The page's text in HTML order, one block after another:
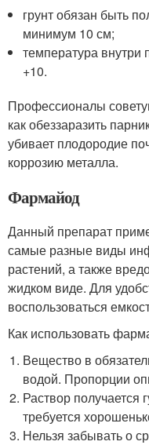
грунт обязан быть
минимум 10 см;
температура
+10.
Профессионалы
как обеззаразить
убивает плодородие
коррозию металла.
Фармайод
Данный препарат
самые разные виды
растений, а также
жидком виде. Для
воспользоваться
Как использовать
Вещество в
водой. Пропорции
Раствор получается
требуется
Нельзя забывать о